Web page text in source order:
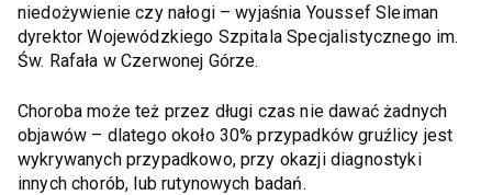
niedożywienie czy nałogi – wyjaśnia Youssef Sleiman
dyrektor Wojewódzkiego Szpitala Specjalistycznego im.
Św. Rafała w Czerwonej Górze.
Choroba może też przez długi czas nie dawać żadnych
objawów – dlatego około 30% przypadków gruźlicy jest
wykrywanych przypadkowo, przy okazji diagnostyki
innych chorób, lub rutynowych badań.